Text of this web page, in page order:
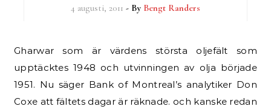
4 augusti, 2011 - By Bengt Randers
Gharwar som är värdens största oljefält som
upptäcktes 1948 och utvinningen av olja började
1951. Nu säger Bank of Montreal’s analytiker Don
Coxe att fältets dagar är räknade. och kanske redan